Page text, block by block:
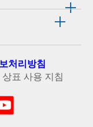
처리방침
상표 사용 지침